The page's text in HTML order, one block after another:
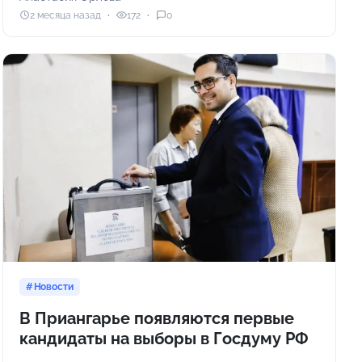
2 месяца назад 172 0
Новости
В Приангарье появляются первые
кандидаты на выборы в Госдуму РФ